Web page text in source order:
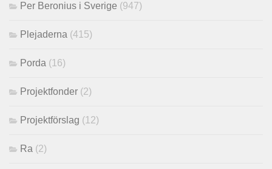
Per Beronius i Sverige (947)
Plejaderna (415)
Porda (16)
Projektfonder (2)
Projektförslag (12)
Ra (2)